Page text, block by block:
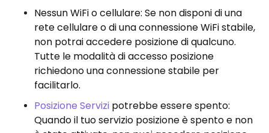
Nessun WiFi o cellulare: Se non disponi di una
rete cellulare o di una connessione WiFi stabile,
non potrai accedere posizione di qualcuno.
Tutte le modalità di accesso posizione
richiedono una connessione stabile per
facilitarlo.
Posizione Servizi potrebbe essere spento:
Quando il tuo servizio posizione è spento e non